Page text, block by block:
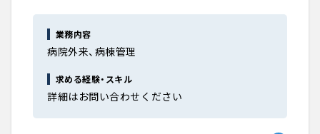
業務内容
病院外来、病棟管理
求める経験・スキル
詳細はお問い合わせください